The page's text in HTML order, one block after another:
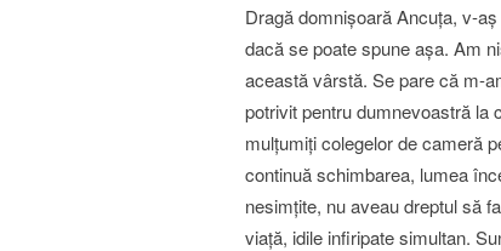
Dragă domnişoară Ancuţa, v-
dacă se poate spune aşa. Am
această vârstă. Se pare că m-
potrivit pentru dumnevoastră la
mulţumiţi colegelor de cameră
continuă schimbarea, lumea
nesimţite, nu aveau dreptul să
viaţă, idile infiripate simultan.